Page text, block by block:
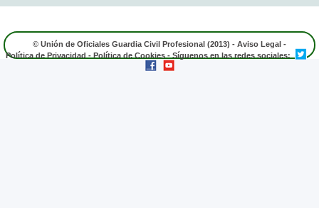
© Unión de Oficiales Guardia Civil Profesional (2013) - Aviso Legal -
Política de Privacidad - Política de Cookies - Síguenos en las redes sociales: